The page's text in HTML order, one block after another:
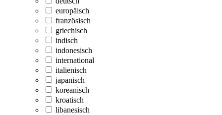
europäisch
französisch
griechisch
indisch
indonesisch
international
italienisch
japanisch
koreanisch
kroatisch
libanesisch